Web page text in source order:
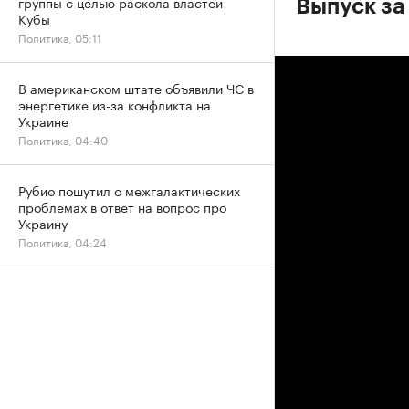
Выпуск
Кубы
Политика, 05:11
В американском штате объявили ЧС в
энергетике из-за конфликта на
Украине
Политика, 04:40
Рубио пошутил о межгалактических
проблемах в ответ на вопрос про
Украину
Политика, 04:24